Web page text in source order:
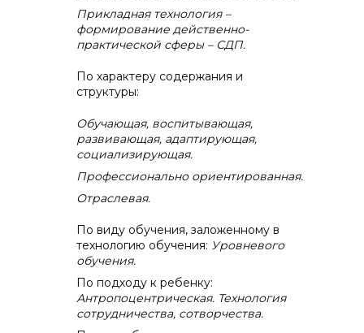
Прикладная технология –
формирование действенно-
практической сферы – СДП.
По характеру содержания и
структуры:
Обучающая, воспитывающая,
развивающая, адаптирующая,
социализирующая.
Профессионально ориентированная.
Отраслевая.
По виду обучения, заложенному в
технологию обучения: Уровневого
обучения.
По подходу к ребенку:
Антропоцентрическая. Технология
сотрудничества, сотворчества.